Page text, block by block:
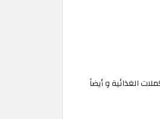
الغذائية و أيضاً